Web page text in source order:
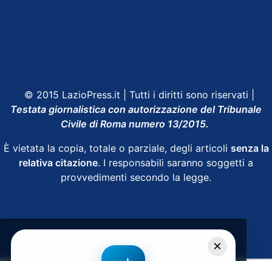
© 2015 LazioPress.it | Tutti i diritti sono riservati |
Testata giornalistica con autorizzazione del Tribunale
Civile di Roma numero 13/2015.
È vietata la copia, totale o parziale, degli articoli senza la
relativa citazione. I responsabili saranno soggetti a
provvedimenti secondo la legge.
×